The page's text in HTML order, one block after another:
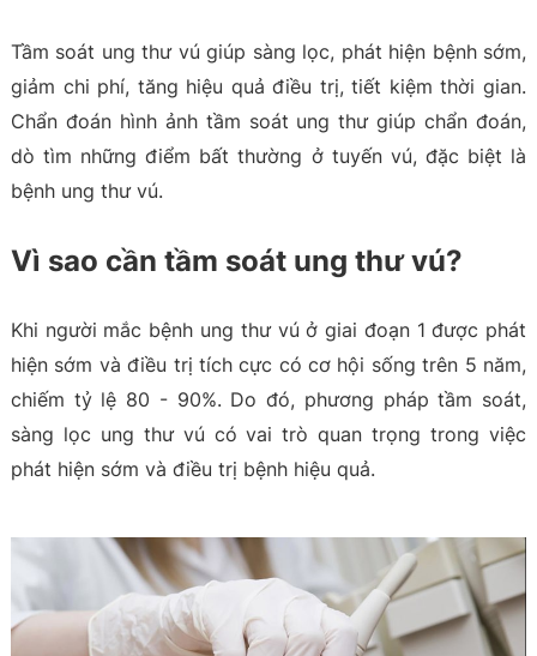
Tầm soát ung thư vú giúp sàng lọc, phát hiện bệnh sớm,
giảm chi phí, tăng hiệu quả điều trị, tiết kiệm thời gian.
Chẩn đoán hình ảnh tầm soát ung thư giúp chẩn đoán,
dò tìm những điểm bất thường ở tuyến vú, đặc biệt là
bệnh ung thư vú.
Vì sao cần tầm soát ung thư vú?
Khi người mắc bệnh ung thư vú ở giai đoạn 1 được phát
hiện sớm và điều trị tích cực có cơ hội sống trên 5 năm,
chiếm tỷ lệ 80 - 90%. Do đó, phương pháp tầm soát,
sàng lọc ung thư vú có vai trò quan trọng trong việc
phát hiện sớm và điều trị bệnh hiệu quả.